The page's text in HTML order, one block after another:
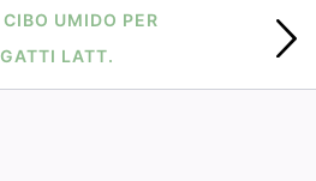
CIBO UMIDO PER
GATTI LATT.